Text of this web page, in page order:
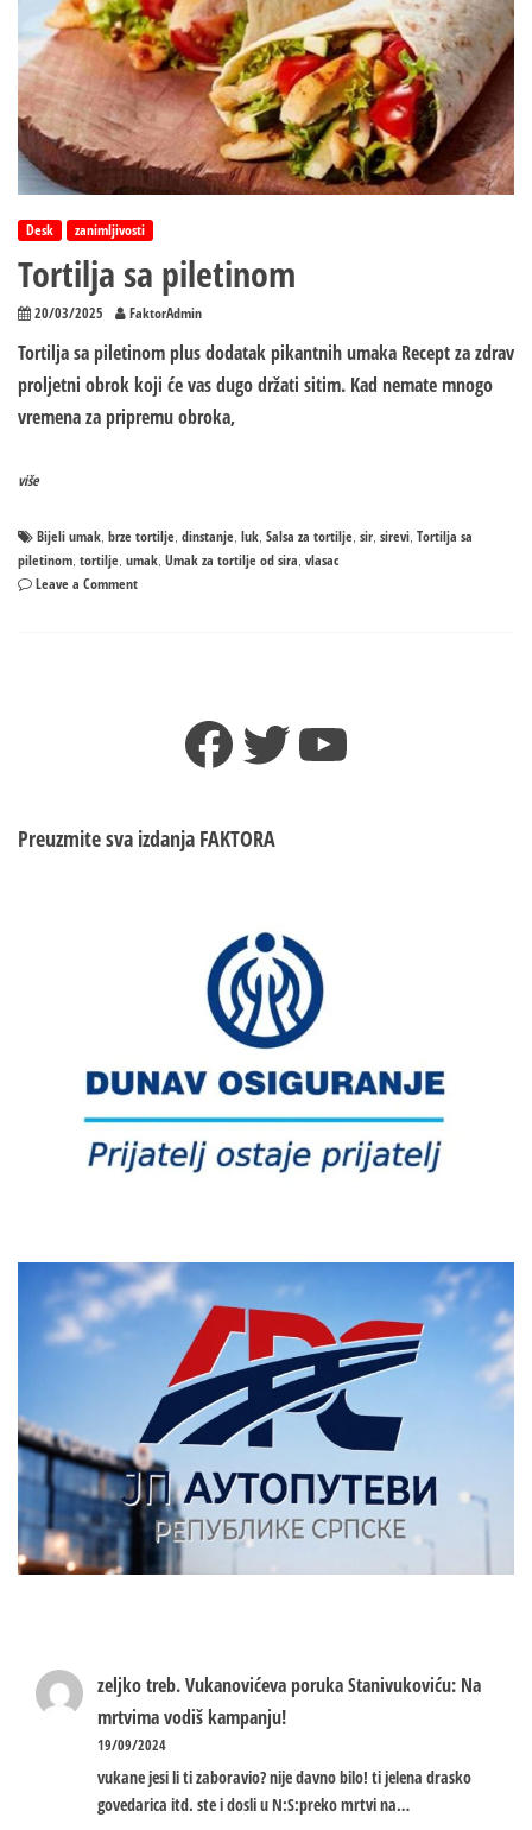
Desk zanimljivosti
Tortilja sa piletinom
20/03/2025 FaktorAdmin
Tortilja sa piletinom plus dodatak pikantnih umaka Recept za zdrav
proljetni obrok koji će vas dugo držati sitim. Kad nemate mnogo
vremena za pripremu obroka,
više
Bijeli umak, brze tortilje, dinstanje, luk, Salsa za tortilje, sir, sirevi, Tortilja sa
piletinom, tortilje, umak, Umak za tortilje od sira, vlasac
Leave a Commenton
Facebook
TwitterYouTube
Preuzmite sva izdanja FAKTORA
zeljko treb.Vukanovićeva poruka Stanivukoviću: Na
mrtvima vodiš kampanju!
19/09/2024
vukane jesi li ti zaboravio? nije davno bilo! ti jelena drasko
govedarica itd. ste i dosli u N:S:preko mrtvi na…